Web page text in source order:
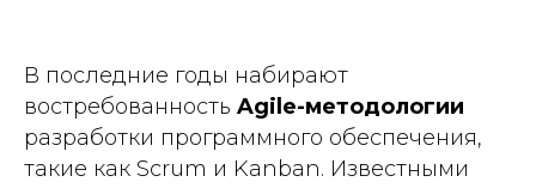
В последние годы набирают
востребованность Agile-методологии
разработки программного обеспечения,
такие как Scrum и Kanban. Известными